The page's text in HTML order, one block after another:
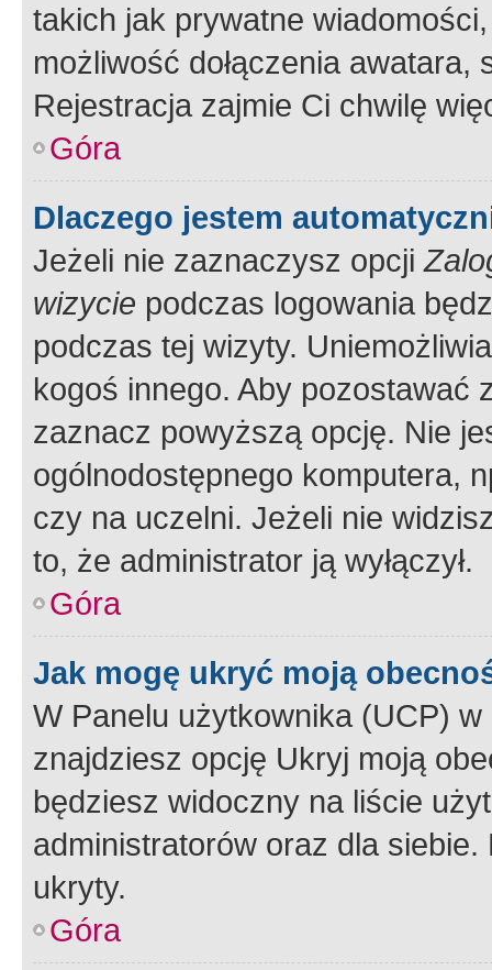
takich jak prywatne
możliwość dołączenia
Rejestracja zajmie Ci chwilę
Góra
Dlaczego jestem
Jeżeli nie zaznaczysz opcji
wizycie podczas logowania
podczas tej wizyty.
kogoś innego. Aby pozostawać
zaznacz powyższą opcję. Nie
ogólnodostępnego komputera,
czy na uczelni. Jeżeli nie
to, że administrator ją wyłączył.
Góra
Jak mogę ukryć moją
W Panelu użytkownika (UCP) w
znajdziesz opcję Ukryj moją
będziesz widoczny na liście
administratorów oraz dla
ukryty.
Góra